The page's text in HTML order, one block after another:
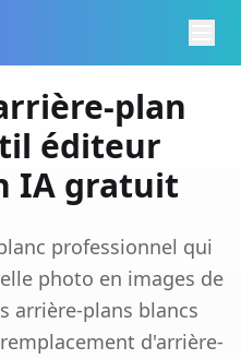
plan
éditeur
IA gratuit
professionnel qui
photo en images de
arrière-plans blancs
d'arrière-